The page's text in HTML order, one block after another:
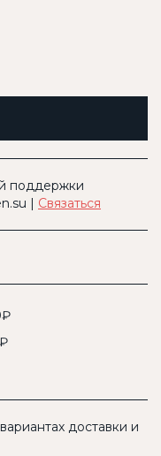
поддержки
| Связаться
доставки и